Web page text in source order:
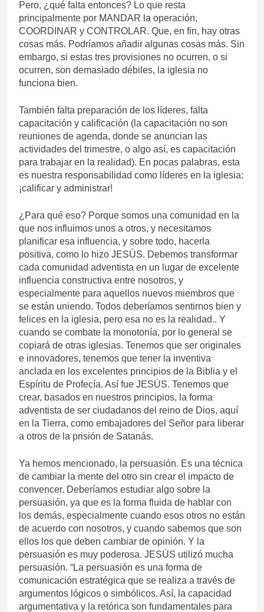
Pero, ¿qué falta entonces? Lo que resta
principalmente por MANDAR la operación,
COORDINAR y CONTROLAR. Que, en fin, hay otras
cosas más. Podríamos añadir algunas cosas más. Sin
embargo, si estas tres provisiones no ocurren, o si
ocurren, son demasiado débiles, la iglesia no
funciona bien.
También falta preparación de los líderes, falta
capacitación y calificación (la capacitación no son
reuniones de agenda, donde se anuncian las
actividades del trimestre, o algo así, es capacitación
para trabajar en la realidad). En pocas palabras, esta
es nuestra responsabilidad como líderes en la iglesia:
¡calificar y administrar!
¿Para qué eso? Porque somos una comunidad en la
que nos influimos unos a otros, y necesitamos
planificar esa influencia, y sobre todo, hacerla
positiva, como lo hizo JESÚS. Debemos transformar
cada comunidad adventista en un lugar de excelente
influencia constructiva entre nosotros, y
especialmente para aquellos nuevos miembros que
se están uniendo. Todos deberíamos sentirnos bien y
felices en la iglesia, pero esa no es la realidad.. Y
cuando se combate la monotonía, por lo general se
copiará de otras iglesias. Tenemos que ser originales
e innovadores, tenemos que tener la inventiva
anclada en los excelentes principios de la Biblia y el
Espíritu de Profecía. Así fue JESÚS. Tenemos que
crear, basados ​​en nuestros principios, la forma
adventista de ser ciudadanos del reino de Dios, aquí
en la Tierra, como embajadores del Señor para liberar
a otros de la prisión de Satanás.
Ya hemos mencionado, la persuasión. Es una técnica
de cambiar la mente del otro sin crear el impacto de
convencer. Deberíamos estudiar algo sobre la
persuasión, ya que es la forma fluida de hablar con
los demás, especialmente cuando esos otros no están
de acuerdo con nosotros, y cuando sabemos que son
ellos los que deben cambiar de opinión. Y la
persuasión es muy poderosa. JESÚS utilizó mucha
persuasión. “La persuasión es una forma de
comunicación estratégica que se realiza a través de
argumentos lógicos o simbólicos. Así, la capacidad
argumentativa y la retórica son fundamentales para